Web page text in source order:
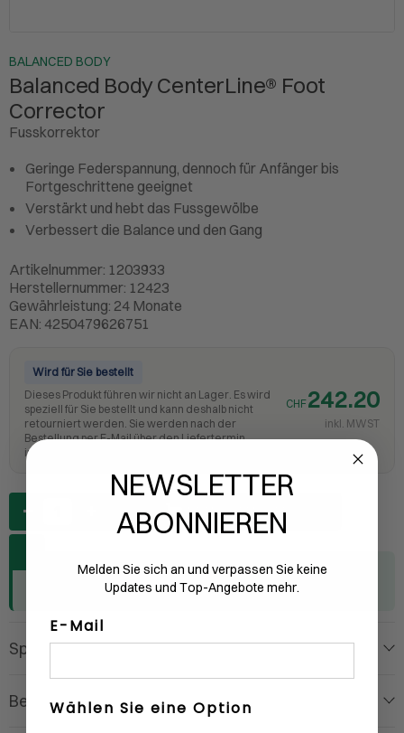
BALANCED BODY
Balanced Body CenterLine® Foot
Corrector
Fusskorrektor
Geringe Federspannung, dennoch für Anfänger bis
Fortgeschrittene geeignet
Verstärkt und hebt das Fussgewölbe
Verbessert die Balance und den Gang
Artikelnummer: 1203933
Herstellernummer: 12423
Gewährleistung: 24 Monate
EAN: 4250479626751
Wird für Sie bestellt
Dieses Produkt führen wir nicht an Lager. Es wird
speziell für Sie bestellt und kann deshalb nicht
retourniert werden. Sie werden nach der
Bestellung per E-Mail über den Liefertermin
informiert.
CHF242.20
inkl. MWST
IN DEN WARENKORB
Für Fachkundenpreiseanmeldenoderals Kunde
registrieren
Spezifikationen
Beschreibung
NEWSLETTER
ABONNIEREN
Melden Sie sich an und verpassen Sie keine
Updates und Top-Angebote mehr.
E-Mail
Wählen Sie eine Option